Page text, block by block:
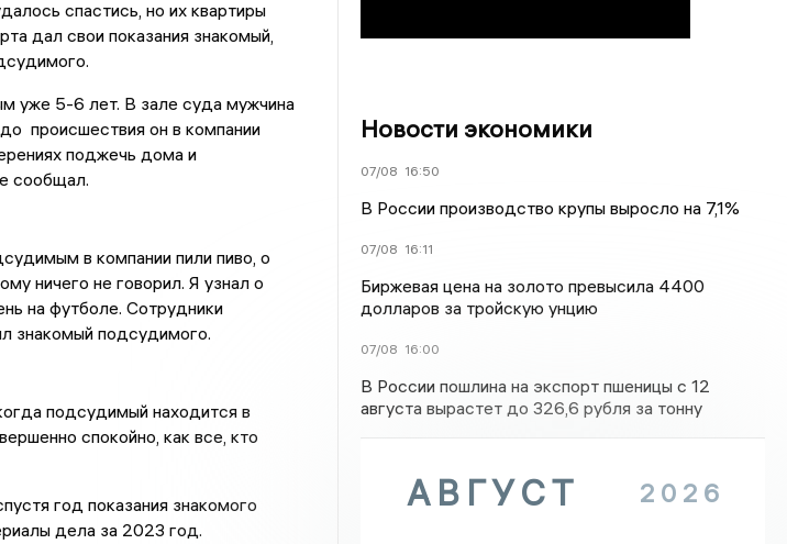
спастись, но их квартиры
дал свои показания знакомый,
уже 5-6 лет. В зале суда мужчина
происшествия он в компании
поджечь дома и
сообщал.
в компании пили пиво, о
ничего не говорил. Я узнал о
на футболе. Сотрудники
знакомый подсудимого.
подсудимый находится в
спокойно, как все, кто
год показания знакомого
дела за 2023 год.
Новости экономики
07/08 16:50
В России производство крупы выросло на 7,1%
07/08 16:11
Биржевая цена на золото превысила 4400
долларов за тройскую унцию
07/08 16:00
В России пошлина на экспорт пшеницы с 12
августа вырастет до 326,6 рубля за тонну
АВГУСТ 2026